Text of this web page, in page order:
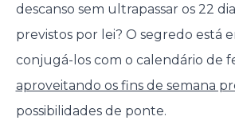
descanso sem ultrapassar os 22
previstos por lei? O segredo está
conjugá-los com o calendário de
aproveitando os fins de semana
possibilidades de ponte.